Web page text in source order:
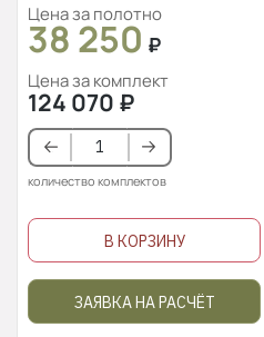
Цена за полотно
38 250 ₽
Цена за комплект
124 070 ₽
количество комплектов
В КОРЗИНУ
ЗАЯВКА НА РАСЧЁТ